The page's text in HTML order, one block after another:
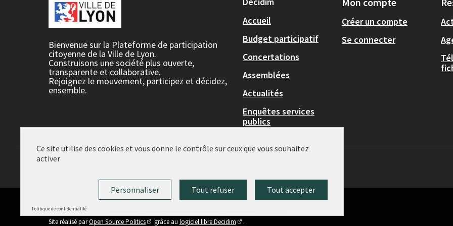
Bienvenue sur la Plateforme de participation
citoyenne de la Ville de Lyon.
Construisons une société plus ouverte,
transparente et collaborative.
Rejoignez le mouvement, participez et décidez,
ensemble.
Accueil
Budget participatif
Concertations
Assemblées
Actualités
Enquêtes services
publics
Créer un compte
Se connecter
(Lien externe)
Site réalisé parOpen Source Politics grâce au logiciel libre Decidim .
Ce site utilise des cookies et vous donne le contrôle sur ceux que vous souhaitez
activer
Tout accepter
Tout refuser
Personnaliser
Politique de confidentialité